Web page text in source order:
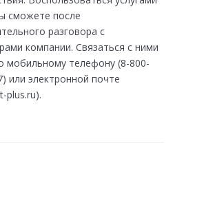
сможете после
разговора с
компании. Связаться с ними
мобильному телефону (8-800-
или электронной почте
plus.ru).